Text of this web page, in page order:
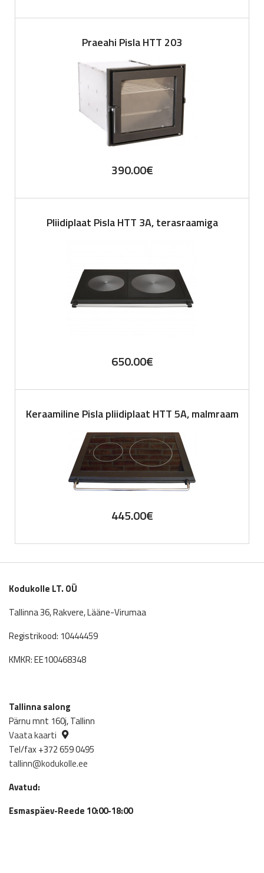
Praeahi Pisla HTT 203
390.00€
Pliidiplaat Pisla HTT 3A, terasraamiga
650.00€
Keraamiline Pisla pliidiplaat HTT 5A, malmraam
445.00€
Kodukolle LT. OÜ
Tallinna 36, Rakvere, Lääne-Virumaa
Registrikood: 10444459
KMKR: EE100468348
Tallinna salong
Pärnu mnt 160j, Tallinn
Vaata kaarti
Tel/fax +372 659 0495
tallinn@kodukolle.ee
Avatud:
Esmaspäev-Reede 10:00-18:00